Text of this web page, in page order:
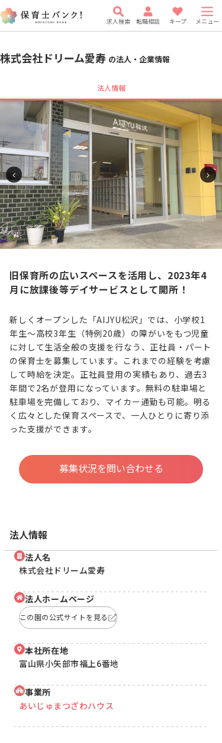
求人検索 転職相談 キープ メニュー
株式会社ドリーム愛寿 の法人・企業情報
法人情報
旧保育所の広いスペースを活用し、2023年4
月に放課後等デイサービスとして開所！
新しくオープンした「AIJYU松沢」では、小学校1
年生～高校3年生（特例20歳）の障がいをもつ児童
に対して生活全般の支援を行なう、正社員・パート
の保育士を募集しています。これまでの経験を考慮
して時給を決定。正社員登用の実績もあり、過去3
年間で2名が登用になっています。無料の駐車場と
駐車場を完備しており、マイカー通勤も可能。明る
く広々とした保育スペースで、一人ひとりに寄り添
った支援ができます。
募集状況を問い合わせる
法人情報
法人名
株式会社ドリーム愛寿
法人ホームページ
この園の公式サイトを見る
本社所在地
富山県小矢部市福上6番地
事業所
あいじゅまつざわハウス